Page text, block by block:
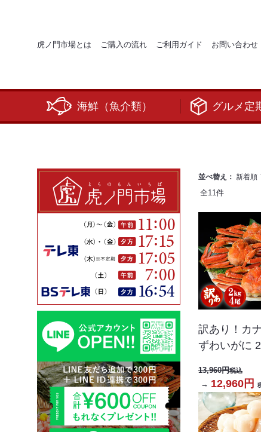
虎ノ門市場とは ご購入の流れ ご利用ガイド お問い合わせ
海鮮（魚介類） グルメ定
並べ替え： 新着順
全11件
訳あり！カ
ずわいがに
13,960円税込
→ 12,960円